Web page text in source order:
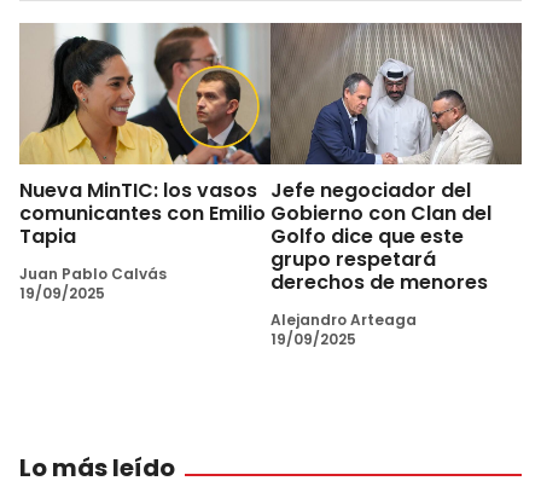
Nueva MinTIC: los vasos
comunicantes con Emilio
Tapia
Juan Pablo Calvás
19/09/2025
Jefe negociador del
Gobierno con Clan del
Golfo dice que este
grupo respetará
derechos de menores
Alejandro Arteaga
19/09/2025
Lo más leído